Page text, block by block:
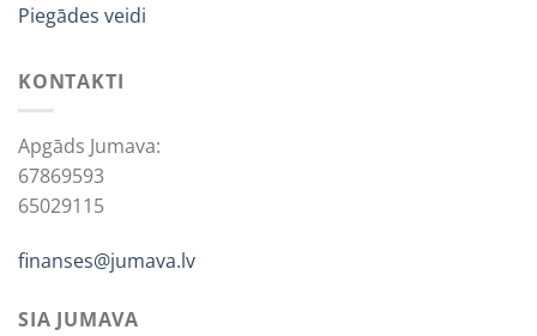
Piegādes veidi
KONTAKTI
Apgāds Jumava:
67869593
65029115
finanses@jumava.lv
SIA JUMAVA